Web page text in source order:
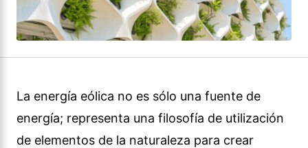
La energía eólica no es sólo una fuente de
energía; representa una filosofía de utilización
de elementos de la naturaleza para crear